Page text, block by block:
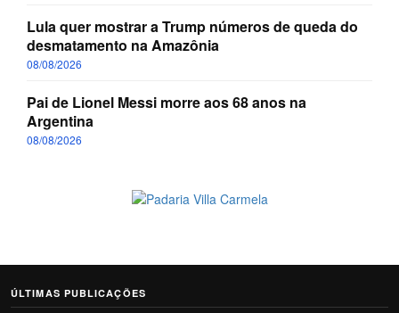
Lula quer mostrar a Trump números de queda do
desmatamento na Amazônia
08/08/2026
Pai de Lionel Messi morre aos 68 anos na
Argentina
08/08/2026
ÚLTIMAS PUBLICAÇÕES